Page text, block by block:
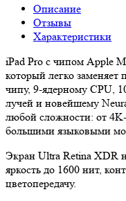
Описание
Отзывы
Характеристики
iPad Pro с чипом Apple
который легко
чипу, 9‑ядерному CPU,
лучей и новейшему
любой сложности: от
большими языковыми
Экран Ultra Retina XDR
яркость до 1600 нит,
цветопередачу.